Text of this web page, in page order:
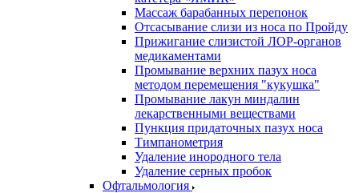
Массаж барабанных перепонок
Отсасывание слизи из носа по Пройду
Прижигание слизистой ЛОР-органов
медикаментами
Промывание верхних пазух носа
методом перемещения "кукушка"
Промывание лакун миндалин
лекарственными веществами
Пункция придаточных пазух носа
Тимпанометрия
Удаление инородного тела
Удаление серных пробок
Офтальмология